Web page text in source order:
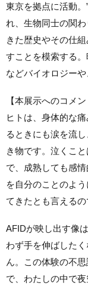
東京を拠点に活動
れ、生物同士の関
きた歴史やその仕
すことを模索する
などバイオロジー
【本展示へのコメン
ヒトは、身体的な
るときにも涙を流
き物です。泣くこ
で、成熟しても感
を自分のことのよ
てきたとも言えるの
AFIDが映し出す像
わず手を伸ばした
ん。この体験の不
で、わたしの中で